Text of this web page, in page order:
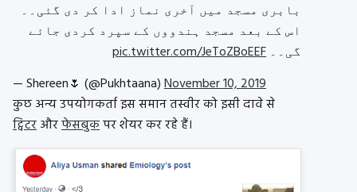
بابری مسجد میں آخری نماز ادا کر دی گئی۔۔
اس کے بعد مسجد ہندووں کے سپرد کردی جائے
گی۔۔pic.twitter.com/JeToZBoEEF
— Shereen🌷 (@Pukhtaana)November 10, 2019
कुछ अन्य उपयोगकर्ता इस समान तस्वीर को इसी दावे से
ट्विटरऔरफेसबुकपर शेयर कर रहे हैं।